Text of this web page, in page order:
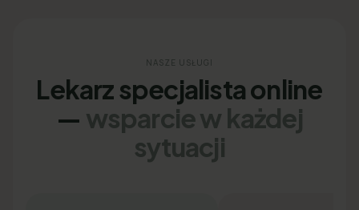
NASZE USŁUGI
Lekarz specjalista online
— wsparcie w każdej
sytuacji